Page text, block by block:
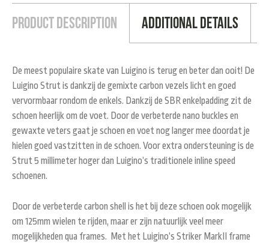
Product Description Additional Details
De meest populaire skate van Luigino is terug en beter dan ooit! De
Luigino Strut is dankzij de gemixte carbon vezels licht en goed
vervormbaar rondom de enkels. Dankzij de SBR enkelpadding zit de
schoen heerlijk om de voet. Door de verbeterde nano buckles en
gewaxte veters gaat je schoen en voet nog langer mee doordat je
hielen goed vastzitten in de schoen. Voor extra ondersteuning is de
Strut 5 millimeter hoger dan Luigino’s traditionele inline speed
schoenen.
Door de verbeterde carbon shell is het bij deze schoen ook mogelijk
om 125mm wielen te rijden, maar er zijn natuurlijk veel meer
mogelijkheden qua frames. Met het Luigino’s Striker MarkII frame